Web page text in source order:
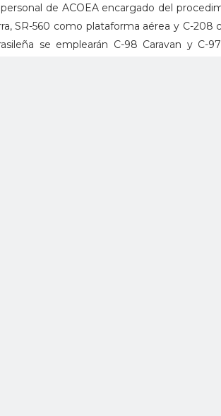
de ACOEA encargado del
SR-560 como plataforma aérea y C-208
se emplearán C-98 Caravan y C-